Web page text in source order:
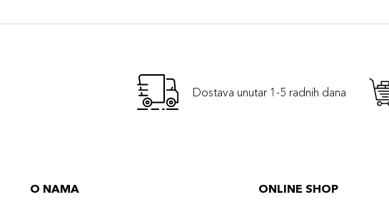
Dostava unutar 1-5 radnih dana
O NAMA ONLINE SHOP